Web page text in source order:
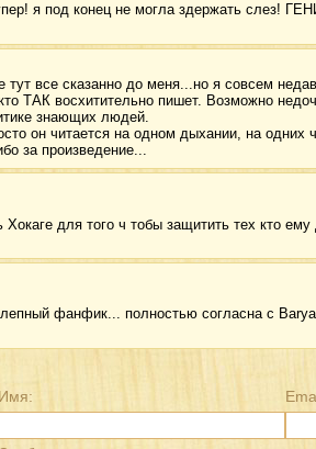
я под конец не могла здержать слез!
тут все сказанно до меня...но я совсем
ТАК восхитительно пишет. Возможно
знающих людей.
он читается на одном дыхании, на одних
за произведение...
Хокаге для того ч тобы защитить тех кто
фанфик... полностью согласна с
Имя: